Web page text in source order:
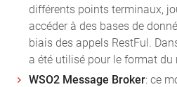
différents points terminaux,
accéder à des bases de
biais des appels RestFul.
a été utilisé pour le format du
WSO2 Message Broker: ce